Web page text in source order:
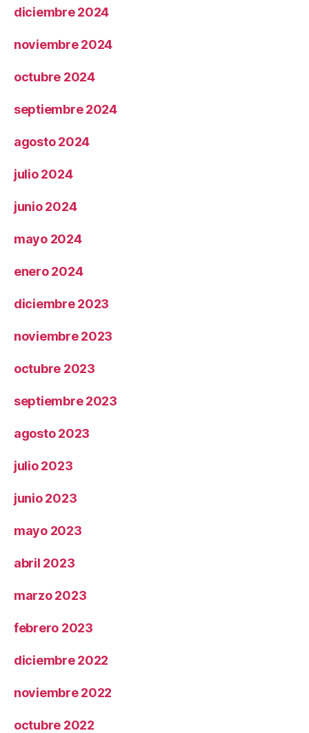
diciembre 2024
noviembre 2024
octubre 2024
septiembre 2024
agosto 2024
julio 2024
junio 2024
mayo 2024
enero 2024
diciembre 2023
noviembre 2023
octubre 2023
septiembre 2023
agosto 2023
julio 2023
junio 2023
mayo 2023
abril 2023
marzo 2023
febrero 2023
diciembre 2022
noviembre 2022
octubre 2022